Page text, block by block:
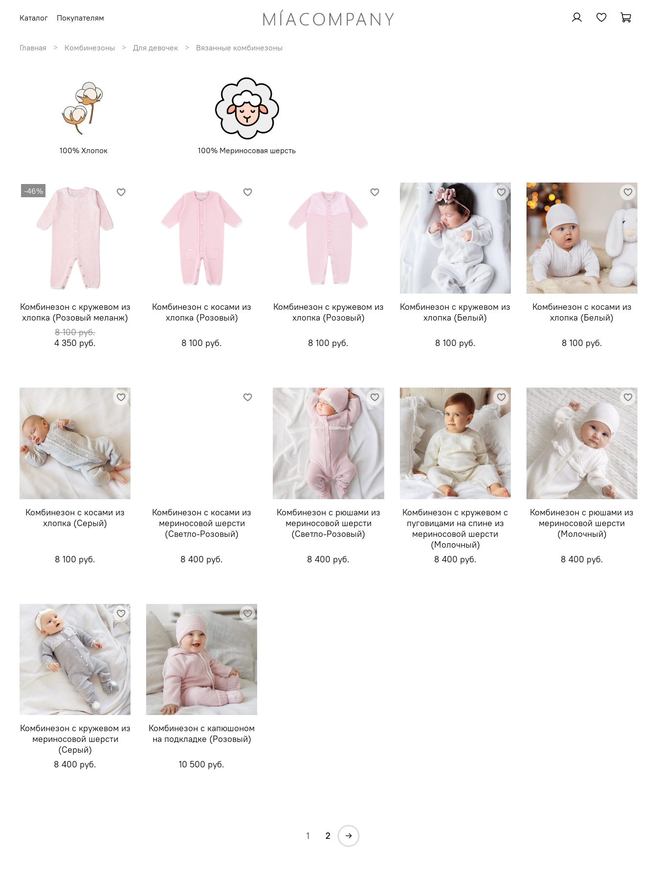
Каталог Покупателям
Главная Комбинезоны Для девочек Вязанные комбинезоны
100% Хлопок 100% Мериносовая шерсть
-46%
Комбинезон с кружевом из
хлопка (Розовый меланж)
8 100 руб.
4 350 руб.
Комбинезон с косами из
хлопка (Розовый)
8 100 руб.
Комбинезон с кружевом из
хлопка (Розовый)
8 100 руб.
Комбинезон с кружевом из
хлопка (Белый)
8 100 руб.
Комбинезон с косами из
хлопка (Белый)
8 100 руб.
Комбинезон с косами из
хлопка (Серый)
8 100 руб.
Комбинезон с косами из
мериносовой шерсти
(Светло-Розовый)
8 400 руб.
Комбинезон с рюшами из
мериносовой шерсти
(Светло-Розовый)
8 400 руб.
Комбинезон с кружевом с
пуговицами на спине из
мериносовой шерсти
(Молочный)
8 400 руб.
Комбинезон с рюшами из
мериносовой шерсти
(Молочный)
8 400 руб.
Комбинезон с кружевом из
мериносовой шерсти
(Серый)
8 400 руб.
Комбинезон с капюшоном
на подкладке (Розовый)
10 500 руб.
1 2